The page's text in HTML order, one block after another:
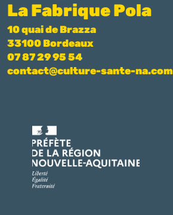
La Fabrique Pola
10 quai de Brazza
33100 Bordeaux
07 87 29 95 54
contact@culture-sante-na.com